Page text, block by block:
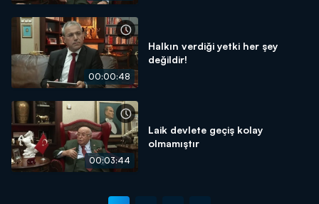
00:00:48
Halkın verdiği yetki her şey
değildir!
00:03:44
Laik devlete geçiş kolay
olmamıştır